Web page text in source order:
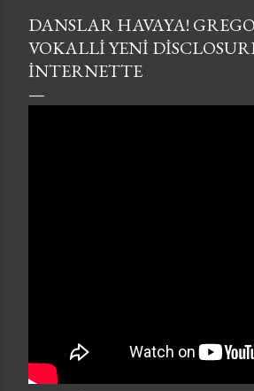
DANSLAR HAVAYA!
VOKALLI YENI
INTERNETTE